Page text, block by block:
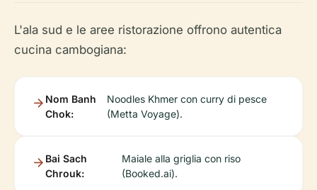
L'ala sud e le aree ristorazione offrono autentica
cucina cambogiana:
Nom Banh
Chok:
Noodles Khmer con curry di pesce
(Metta Voyage).
Bai Sach
Chrouk:
Maiale alla griglia con riso
(Booked.ai).